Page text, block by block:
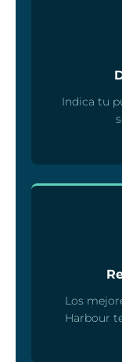
Indica tu
Los
Harbour